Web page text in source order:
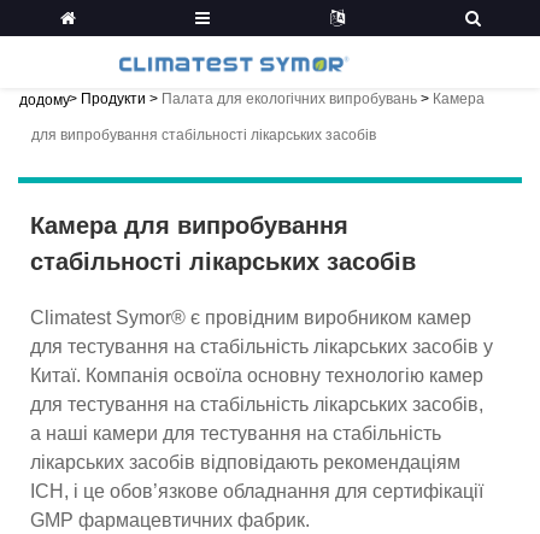
додому> Продукти > Палата для екологічних випробувань > Камера
для випробування стабільності лікарських засобів
Камера для випробування
стабільності лікарських засобів
Climatest Symor® є провідним виробником камер
для тестування на стабільність лікарських засобів у
Китаї. Компанія освоїла основну технологію камер
для тестування на стабільність лікарських засобів,
а наші камери для тестування на стабільність
лікарських засобів відповідають рекомендаціям
ICH, і це обов’язкове обладнання для сертифікації
GMP фармацевтичних фабрик.